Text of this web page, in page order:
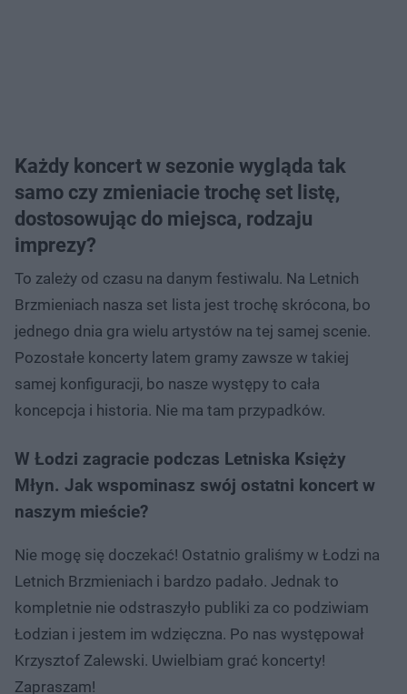
Każdy koncert w sezonie wygląda tak
samo czy zmieniacie trochę set listę,
dostosowując do miejsca, rodzaju
imprezy?
To zależy od czasu na danym festiwalu. Na Letnich
Brzmieniach nasza set lista jest trochę skrócona, bo
jednego dnia gra wielu artystów na tej samej scenie.
Pozostałe koncerty latem gramy zawsze w takiej
samej konfiguracji, bo nasze występy to cała
koncepcja i historia. Nie ma tam przypadków.
W Łodzi zagracie podczas Letniska Księży
Młyn. Jak wspominasz swój ostatni koncert w
naszym mieście?
Nie mogę się doczekać! Ostatnio graliśmy w Łodzi na
Letnich Brzmieniach i bardzo padało. Jednak to
kompletnie nie odstraszyło publiki za co podziwiam
Łodzian i jestem im wdzięczna. Po nas występował
Krzysztof Zalewski. Uwielbiam grać koncerty!
Zapraszam!